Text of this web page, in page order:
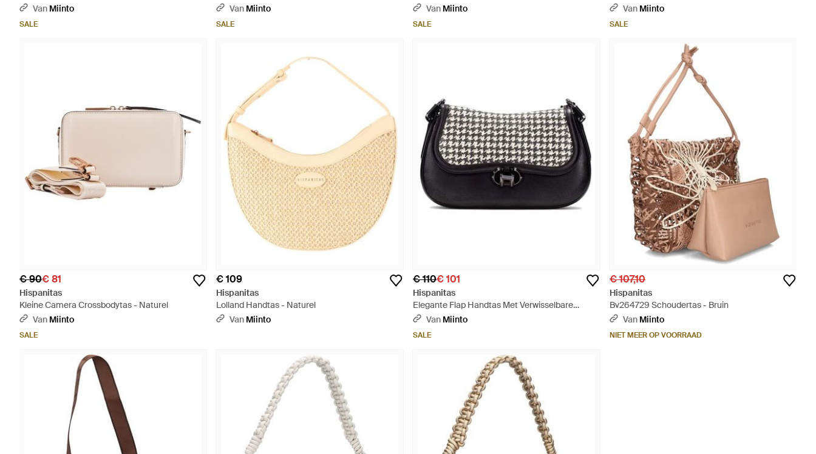
GrijsVan Miinto
SALE
Van Miinto
SALE
Van Miinto
SALE
Van Miinto
SALE
€ 90€ 81
Hispanitas
Kleine Camera Crossbodytas - Naturel
Van Miinto
SALE
€ 109
Hispanitas
Lolland Handtas - Naturel
Van Miinto
€ 110€ 101
Hispanitas
Elegante Flap Handtas Met Verwisselbare
Banden - Zwart
Van Miinto
SALE
€ 107,10
Hispanitas
Bv264729 Schoudertas - Bruin
Van Miinto
NIET MEER OP VOORRAAD